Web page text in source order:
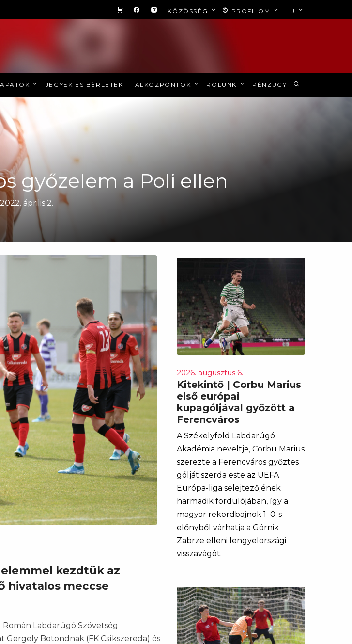
KÖZÖSSÉG PROFILOM HU
JEGYEK ÉS BÉRLETEK ALKÖZPONTOK RÓLUNK PÉNZÜGY
győzelem a Poli ellen
2022. április 2.
kezdtük az
hivatalos meccse
Labdarúgó Szövetség
Botondnak (FK Csíkszereda) és
2026. augusztus 6.
Kitekintő | Corbu Marius
első európai
kupagóljával győzött a
Ferencváros
A Székelyföld Labdarúgó
Akadémia neveltje, Corbu Marius
szerezte a Ferencváros győztes
gólját szerda este az UEFA
Európa-liga selejtezőjének
harmadik fordulójában, így a
magyar rekordbajnok 1–0-s
előnyből várhatja a Górnik
Zabrze elleni lengyelországi
visszavágót.